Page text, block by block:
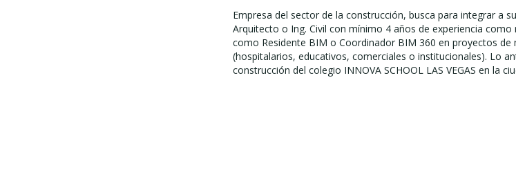
Empresa del sector de la construcción, busca para integrar a
Arquitecto o Ing. Civil con mínimo 4 años de experiencia como
como Residente BIM o Coordinador BIM 360 en proyectos de
(hospitalarios, educativos, comerciales o institucionales). Lo
construcción del colegio INNOVA SCHOOL LAS VEGAS en la